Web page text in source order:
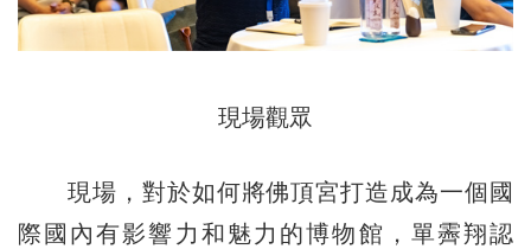
現場觀眾
現場，對於如何將佛頂宮打造成為一個國
際國內有影響力和魅力的博物館，單霽翔認